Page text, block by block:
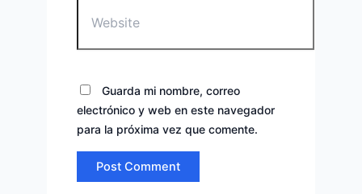
Guarda mi nombre, correo
electrónico y web en este navegador
para la próxima vez que comente.